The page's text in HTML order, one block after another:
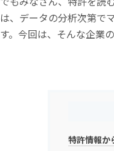
は、データの分析次第で
す。今回は、そんな企業
特許情報か